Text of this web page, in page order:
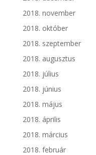
2018. november
2018. október
2018. szeptember
2018. augusztus
2018. július
2018. június
2018. május
2018. április
2018. március
2018. február